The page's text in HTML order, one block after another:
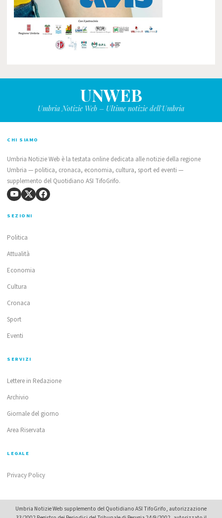
UNWEB
Umbria Notizie Web – Ultime notizie dell'Umbria
CHI SIAMO
Umbria Notizie Web è la testata online dedicata alle notizie della regione
Umbria — politica, cronaca, economia, cultura, sport ed eventi —
supplemento del Quotidiano ASI TifoGrifo.
SEZIONI
Politica
Attualità
Economia
Cultura
Cronaca
Sport
Eventi
SERVIZI
Lettere in Redazione
Archivio
Giornale del giorno
Area Riservata
LEGALE
Privacy Policy
Umbria Notizie Web supplemento del Quotidiano ASI TifoGrifo, autorizzazione